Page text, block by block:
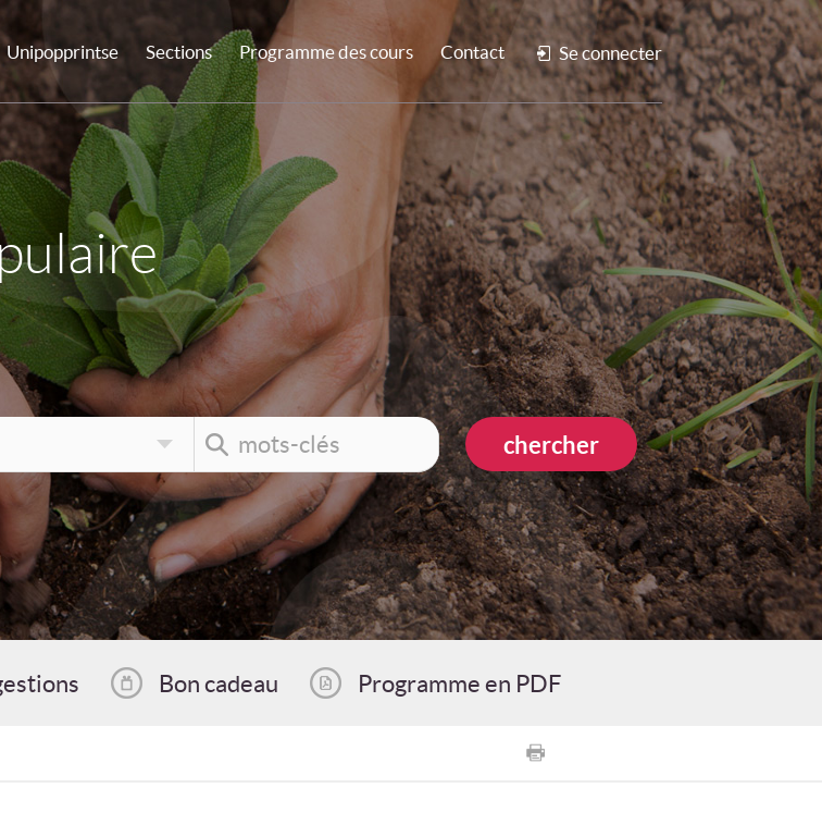
Unipopprintse Sections Programme des cours Contact Se connecter
Bon cadeau Programme en PDF